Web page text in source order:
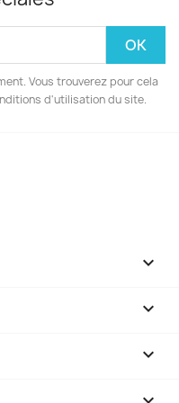
Vous trouverez pour cela
d'utilisation du site.


